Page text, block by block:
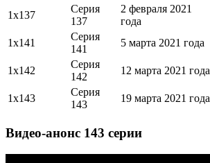
1х137
Серия
137
2 февраля 2021
года
1х141
Серия
141
5 марта 2021 года
1х142
Серия
142
12 марта 2021 года
1х143
Серия
143
19 марта 2021 года
Видео-анонс 143 серии